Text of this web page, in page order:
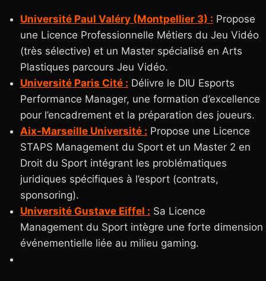
Université Paul Valéry (Montpellier 3) : Propose
une Licence Professionnelle Métiers du Jeu Vidéo
(très sélective) et un Master spécialisé en Arts
Plastiques parcours Jeu Vidéo.
Université Paris Cité : Délivre le DIU Esports
Performance Manager, une formation d’excellence
pour l’encadrement et la préparation des joueurs.
Aix-Marseille Université : Propose une Licence
STAPS Management du Sport et un Master 2 en
Droit du Sport intégrant les problématiques
juridiques spécifiques à l’esport (contrats,
sponsoring).
Université Gustave Eiffel : Sa Licence
Management du Sport intègre une forte dimension
événementielle liée au milieu gaming.